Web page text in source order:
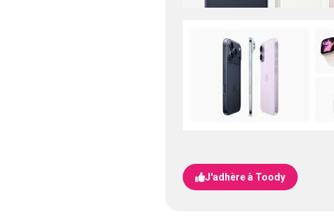
J'adhère à Toody